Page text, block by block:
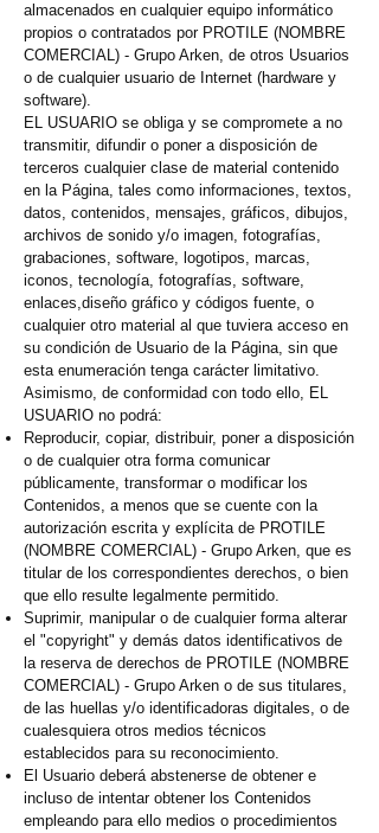
almacenados en cualquier equipo informático
propios o contratados por PROTILE (NOMBRE
COMERCIAL) - Grupo Arken, de otros Usuarios
o de cualquier usuario de Internet (hardware y
software).
EL USUARIO se obliga y se compromete a no
transmitir, difundir o poner a disposición de
terceros cualquier clase de material contenido
en la Página, tales como informaciones, textos,
datos, contenidos, mensajes, gráficos, dibujos,
archivos de sonido y/o imagen, fotografías,
grabaciones, software, logotipos, marcas,
iconos, tecnología, fotografías, software,
enlaces,diseño gráfico y códigos fuente, o
cualquier otro material al que tuviera acceso en
su condición de Usuario de la Página, sin que
esta enumeración tenga carácter limitativo.
Asimismo, de conformidad con todo ello, EL
USUARIO no podrá:
Reproducir, copiar, distribuir, poner a disposición
o de cualquier otra forma comunicar
públicamente, transformar o modificar los
Contenidos, a menos que se cuente con la
autorización escrita y explícita de PROTILE
(NOMBRE COMERCIAL) - Grupo Arken, que es
titular de los correspondientes derechos, o bien
que ello resulte legalmente permitido.
Suprimir, manipular o de cualquier forma alterar
el "copyright" y demás datos identificativos de
la reserva de derechos de PROTILE (NOMBRE
COMERCIAL) - Grupo Arken o de sus titulares,
de las huellas y/o identificadoras digitales, o de
cualesquiera otros medios técnicos
establecidos para su reconocimiento.
El Usuario deberá abstenerse de obtener e
incluso de intentar obtener los Contenidos
empleando para ello medios o procedimientos